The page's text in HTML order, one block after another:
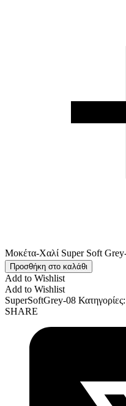
Μοκέτα-Χαλί Super Soft
Προσθήκη στο καλάθι
Add to Wishlist
Add to Wishlist
SuperSoftGrey-08 Κατηγορίες:
SHARE